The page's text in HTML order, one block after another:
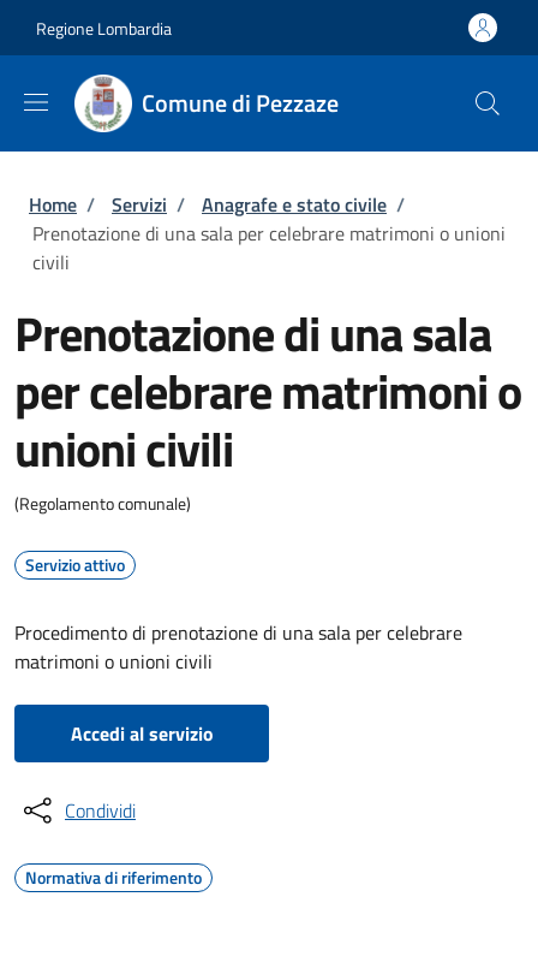
Regione Lombardia
Comune di Pezzaze
Briciole di pane
Home / Servizi / Anagrafe e stato civile /
Prenotazione di una sala per celebrare matrimoni o unioni
civili
Prenotazione di una sala
per celebrare matrimoni o
unioni civili
(Regolamento comunale)
Servizio attivo
Procedimento di prenotazione di una sala per celebrare
matrimoni o unioni civili
Accedi al servizio
Condividi
Normativa di riferimento